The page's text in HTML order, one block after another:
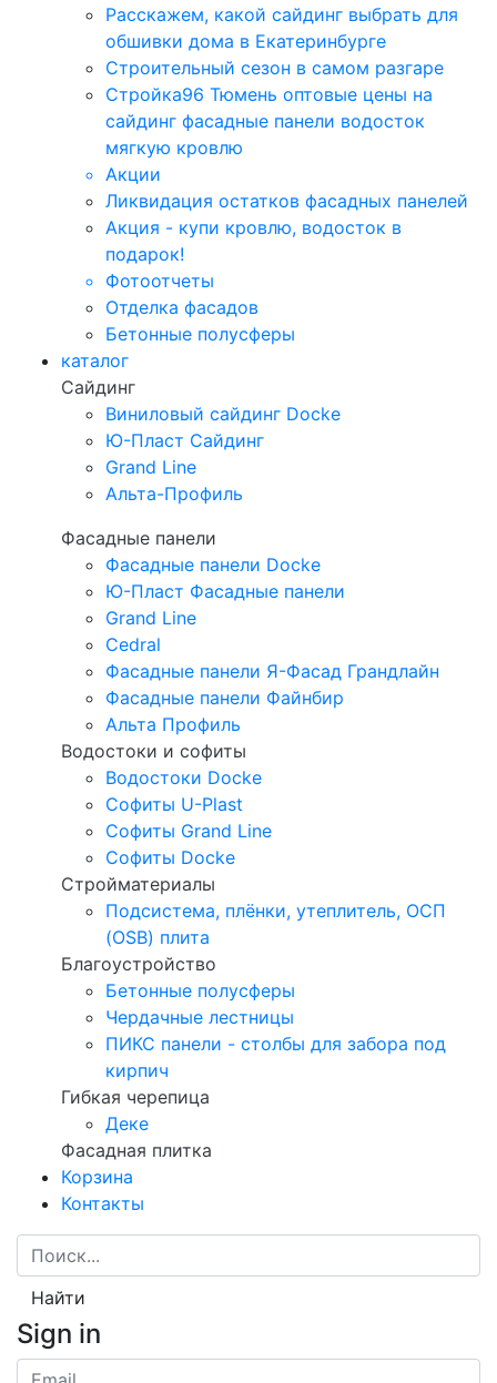
Расскажем, какой сайдинг выбрать для
обшивки дома в Екатеринбурге
Строительный сезон в самом разгаре
Стройка96 Тюмень оптовые цены на
сайдинг фасадные панели водосток
мягкую кровлю
Акции
Ликвидация остатков фасадных панелей
Акция - купи кровлю, водосток в
подарок!
Фотоотчеты
Отделка фасадов
Бетонные полусферы
каталог
Сайдинг
Виниловый сайдинг Docke
Ю-Пласт Сайдинг
Grand Line
Альта-Профиль
Фасадные панели
Фасадные панели Docke
Ю-Пласт Фасадные панели
Grand Line
Cedral
Фасадные панели Я-Фасад Грандлайн
Фасадные панели Файнбир
Альта Профиль
Водостоки и софиты
Водостоки Docke
Софиты U-Plast
Софиты Grand Line
Софиты Docke
Стройматериалы
Подсистема, плёнки, утеплитель, ОСП
(OSB) плита
Благоустройство
Бетонные полусферы
Чердачные лестницы
ПИКС панели - столбы для забора под
кирпич
Гибкая черепица
Деке
Фасадная плитка
Корзина
Контакты
Найти
Sign in